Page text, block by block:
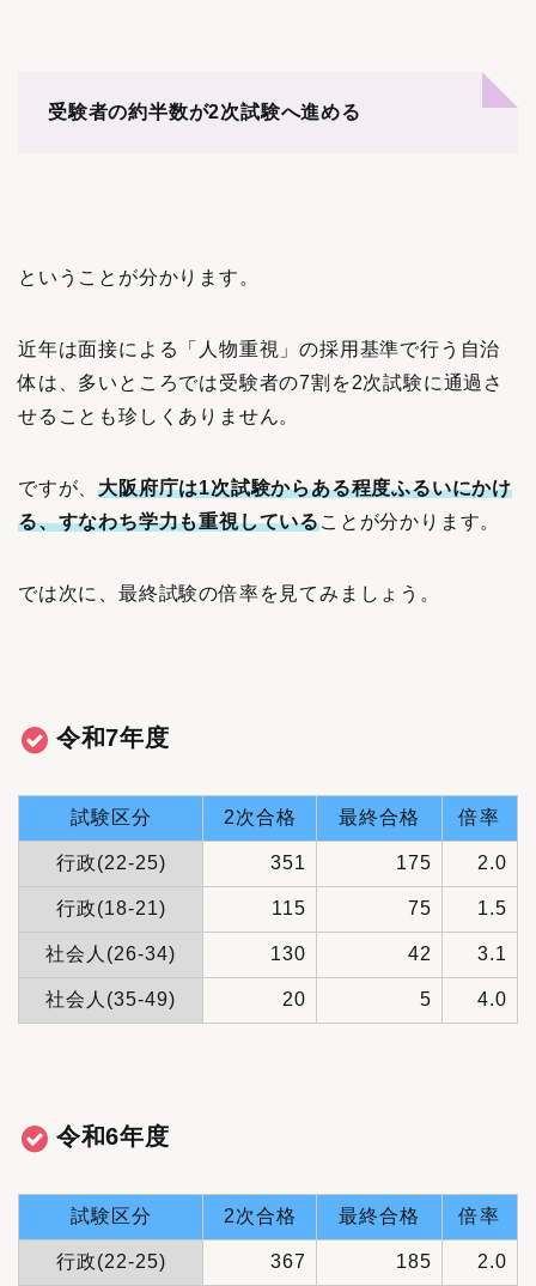
受験者の約半数が2次試験へ進める
ということが分かります。
近年は面接による「人物重視」の採用基準で行う自治
体は、多いところでは受験者の7割を2次試験に通過さ
せることも珍しくありません。
ですが、大阪府庁は1次試験からある程度ふるいにかけ
る、すなわち学力も重視していることが分かります。
では次に、最終試験の倍率を見てみましょう。
令和7年度
試験区分 2次合格 最終合格 倍率
行政(22-25) 351 175 2.0
行政(18-21) 115 75 1.5
社会人(26-34) 130 42 3.1
社会人(35-49) 20 5 4.0
令和6年度
試験区分 2次合格 最終合格 倍率
行政(22-25) 367 185 2.0